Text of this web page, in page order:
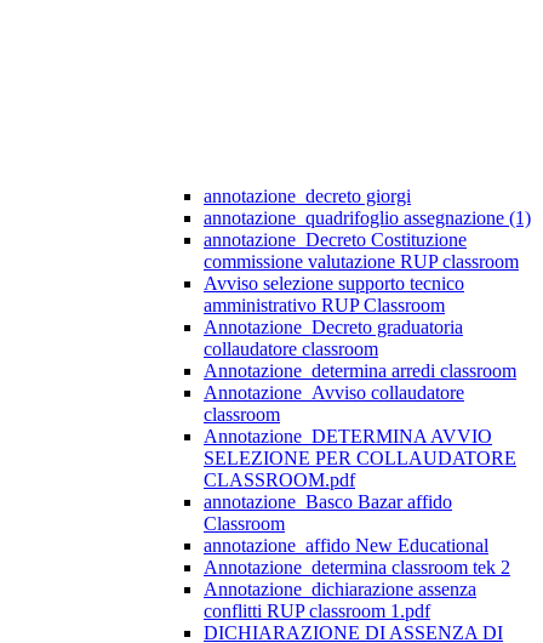
annotazione_decreto giorgi
annotazione_quadrifoglio assegnazione (1)
annotazione_Decreto Costituzione
commissione valutazione RUP classroom
Avviso selezione supporto tecnico
amministrativo RUP Classroom
Annotazione_Decreto graduatoria
collaudatore classroom
Annotazione_determina arredi classroom
Annotazione_Avviso collaudatore
classroom
Annotazione_DETERMINA AVVIO
SELEZIONE PER COLLAUDATORE
CLASSROOM.pdf
annotazione_Basco Bazar affido
Classroom
annotazione_affido New Educational
Annotazione_determina classroom tek 2
Annotazione_dichiarazione assenza
conflitti RUP classroom 1.pdf
DICHIARAZIONE DI ASSENZA DI